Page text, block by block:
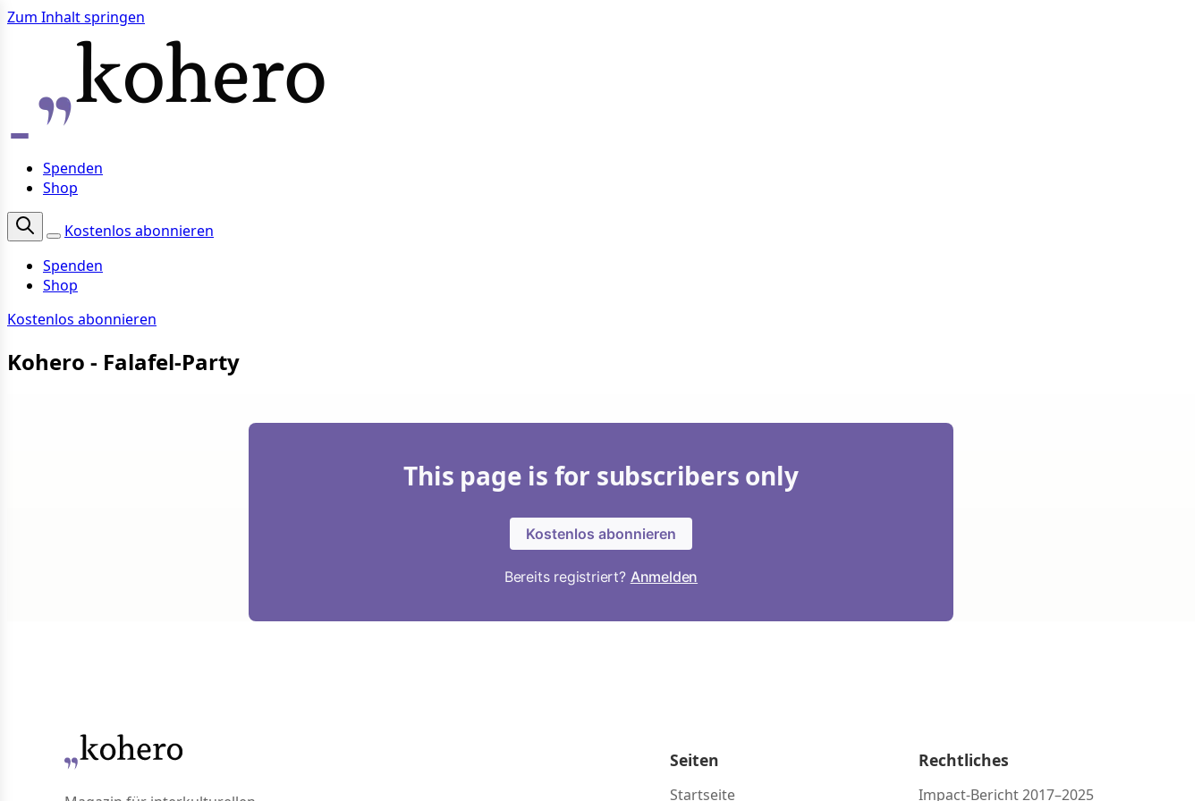
Zum Inhalt springen
Spenden
Shop
Kostenlos abonnieren
Spenden
Shop
Kostenlos abonnieren
Kohero - Falafel-Party
This page is for subscribers only
Kostenlos abonnieren
Bereits registriert? Anmelden
Seiten
Startseite
Rechtliches
Impact-Bericht 2017–2025